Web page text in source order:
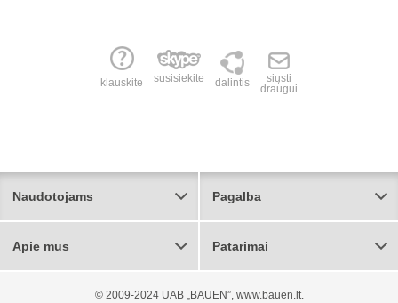
klauskite susisiekite dalintis
siųsti
draugui
Naudotojams Pagalba
Apie mus Patarimai
© 2009-2024 UAB „BAUEN”, www.bauen.lt.